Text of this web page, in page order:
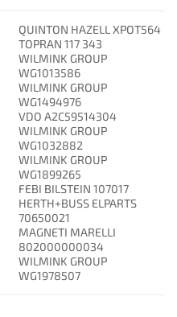
QUINTON HAZELL XPOT564
TOPRAN 117 343
WILMINK GROUP
WG1013586
WILMINK GROUP
WG1494976
VDO A2C59514304
WILMINK GROUP
WG1032882
WILMINK GROUP
WG1899265
FEBI BILSTEIN 107017
HERTH+BUSS ELPARTS
70650021
MAGNETI MARELLI
802000000034
WILMINK GROUP
WG1978507